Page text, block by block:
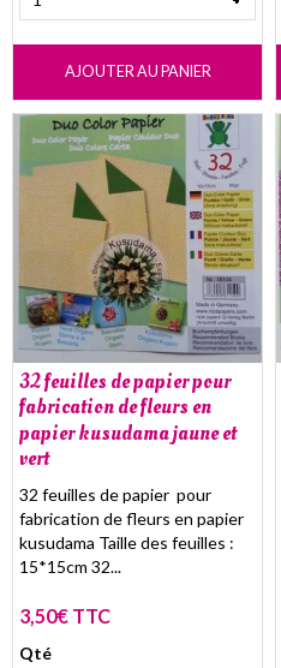
AJOUTER AU PANIER
32 feuilles de papier pour
fabrication de fleurs en
papier kusudama jaune et
vert
32 feuilles de papier pour
fabrication de fleurs en papier
kusudama Taille des feuilles :
15*15cm 32...
3,50€ TTC
Qté